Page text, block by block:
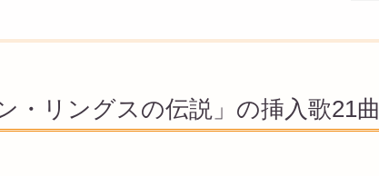
・リングスの伝説」の挿入歌21曲